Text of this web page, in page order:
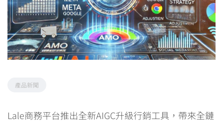
產品新聞
Lale商務平台推出全新AIGC升級行銷工具，帶來全鏈